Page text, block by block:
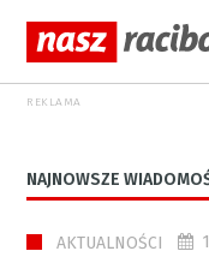
REKLAMA
NAJNOWSZE
AKTUALNOŚCI